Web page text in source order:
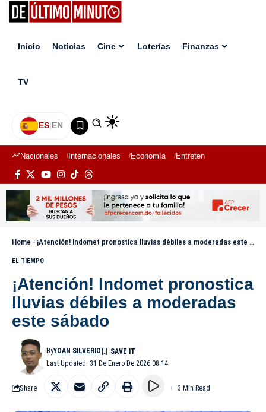
Inicio Noticias Cine Loterías Finanzas
TV
ES|EN
Nacionales Internacionales Economía Entretenimiento
Home - ¡Atención! Indomet pronostica lluvias débiles a moderadas este sábado
EL TIEMPO
¡Atención! Indomet pronostica
lluvias débiles a moderadas
este sábado
Last Updated: 31 De Enero De 2026 08:14
ByYOAN SILVERIO
Share 3 Min Read